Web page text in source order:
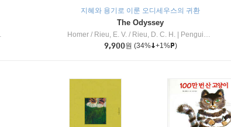
지혜와 용기로 이룬 오디세우스의 귀환
The Odyssey
Homer / Rieu, E. V. / Rieu, D. C. H.
Penguin Group
9,900원 (34% +1% )